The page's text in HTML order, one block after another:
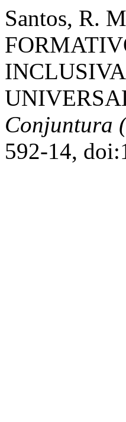
Santos, R.
Conjuntura
592-14,